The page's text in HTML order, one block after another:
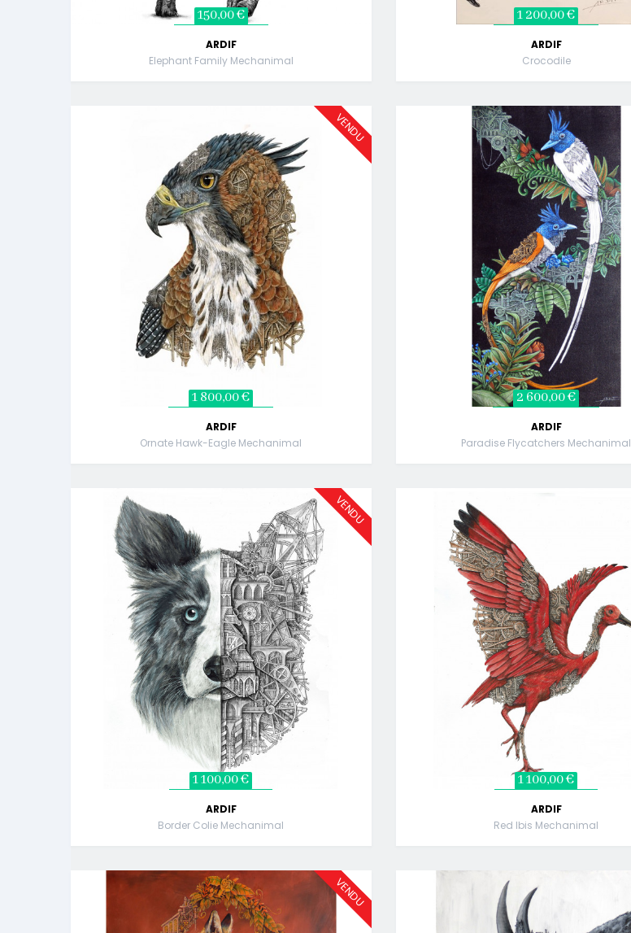
150,00 €
ARDIF
Elephant Family Mechanimal
1 200,00 €
ARDIF
Crocodile
VENDU
1 800,00 €
ARDIF
Ornate Hawk-Eagle Mechanimal
2 600,00 €
ARDIF
Paradise Flycatchers Mechanimal
VENDU
1 100,00 €
ARDIF
Border Colie Mechanimal
1 100,00 €
ARDIF
Red Ibis Mechanimal
VENDU